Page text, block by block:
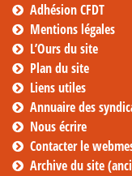
Adhésion CFDT
Mentions légales
L’Ours du site
Plan du site
Liens utiles
Annuaire des
Nous écrire
Contacter le
Archive du site